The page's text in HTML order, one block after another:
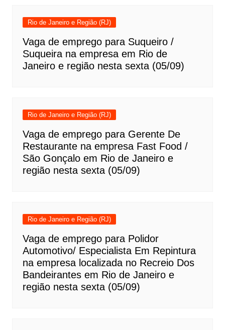
Rio de Janeiro e Região (RJ)
Vaga de emprego para Suqueiro /
Suqueira na empresa em Rio de
Janeiro e região nesta sexta (05/09)
Rio de Janeiro e Região (RJ)
Vaga de emprego para Gerente De
Restaurante na empresa Fast Food /
São Gonçalo em Rio de Janeiro e
região nesta sexta (05/09)
Rio de Janeiro e Região (RJ)
Vaga de emprego para Polidor
Automotivo/ Especialista Em Repintura
na empresa localizada no Recreio Dos
Bandeirantes em Rio de Janeiro e
região nesta sexta (05/09)